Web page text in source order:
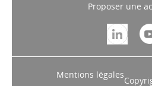
Proposer une
Mentions légales